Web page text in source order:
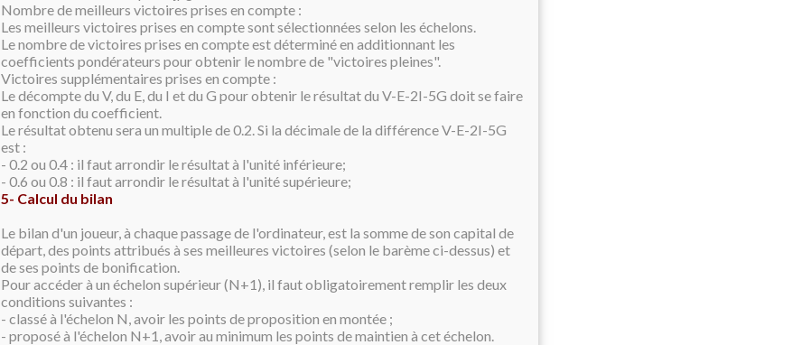
Nombre de meilleurs victoires prises en compte :
Les meilleurs victoires prises en compte sont sélectionnées selon les échelons.
Le nombre de victoires prises en compte est déterminé en additionnant les
coefficients pondérateurs pour obtenir le nombre de "victoires pleines".
Victoires supplémentaires prises en compte :
Le décompte du V, du E, du I et du G pour obtenir le résultat du V-E-2I-5G doit se faire
en fonction du coefficient.
Le résultat obtenu sera un multiple de 0.2. Si la décimale de la différence V-E-2I-5G
est :
- 0.2 ou 0.4 : il faut arrondir le résultat à l'unité inférieure;
- 0.6 ou 0.8 : il faut arrondir le résultat à l'unité supérieure;
5- Calcul du bilan
Le bilan d'un joueur, à chaque passage de l'ordinateur, est la somme de son capital de
départ, des points attribués à ses meilleures victoires (selon le barème ci-dessus) et
de ses points de bonification.
Pour accéder à un échelon supérieur (N+1), il faut obligatoirement remplir les deux
conditions suivantes :
- classé à l'échelon N, avoir les points de proposition en montée ;
- proposé à l'échelon N+1, avoir au minimum les points de maintien à cet échelon.